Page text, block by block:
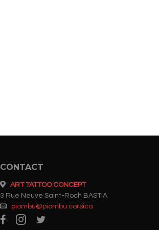
CONTACT
ART TATTOO CONCEPT
3 Rue Neuve Saint-Roch BASTIA
piombu@piombu.corsica